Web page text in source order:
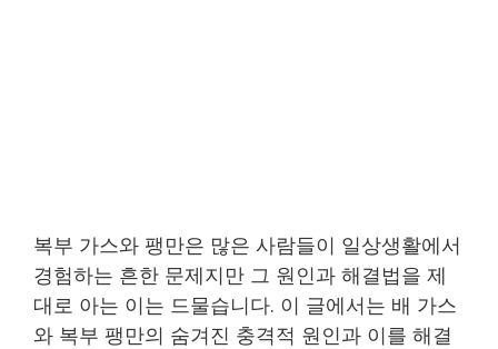
복부 가스와 팽만은 많은 사람들이 일상생활에서
경험하는 흔한 문제지만 그 원인과 해결법을 제
대로 아는 이는 드물습니다. 이 글에서는 배 가스
와 복부 팽만의 숨겨진 충격적 원인과 이를 해결